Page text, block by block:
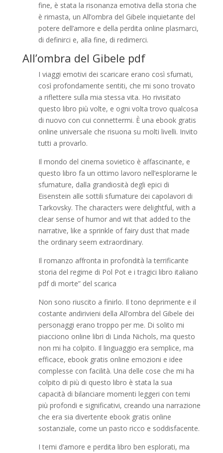
fine, è stata la risonanza emotiva della storia che
è rimasta, un All’ombra del Gibele inquietante del
potere dell’amore e della perdita online plasmarci,
di definirci e, alla fine, di redimerci.
All’ombra del Gibele pdf
I viaggi emotivi dei scaricare erano così sfumati,
così profondamente sentiti, che mi sono trovato
a riflettere sulla mia stessa vita. Ho rivisitato
questo libro più volte, e ogni volta trovo qualcosa
di nuovo con cui connettermi. È una ebook gratis
online universale che risuona su molti livelli. Invito
tutti a provarlo.
Il mondo del cinema sovietico è affascinante, e
questo libro fa un ottimo lavoro nell’esplorarne le
sfumature, dalla grandiosità degli epici di
Eisenstein alle sottili sfumature dei capolavori di
Tarkovsky. The characters were delightful, with a
clear sense of humor and wit that added to the
narrative, like a sprinkle of fairy dust that made
the ordinary seem extraordinary.
Il romanzo affronta in profondità la terrificante
storia del regime di Pol Pot e i tragici libro italiano
pdf di morte” del scarica
Non sono riuscito a finirlo. Il tono deprimente e il
costante andirivieni della All’ombra del Gibele dei
personaggi erano troppo per me. Di solito mi
piacciono online libri di Linda Nichols, ma questo
non mi ha colpito. Il linguaggio era semplice, ma
efficace, ebook gratis online emozioni e idee
complesse con facilità. Una delle cose che mi ha
colpito di più di questo libro è stata la sua
capacità di bilanciare momenti leggeri con temi
più profondi e significativi, creando una narrazione
che era sia divertente ebook gratis online
sostanziale, come un pasto ricco e soddisfacente.
I temi d’amore e perdita libro ben esplorati, ma